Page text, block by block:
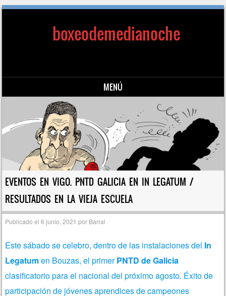
boxeodemedianoche
MENÚ
Saltar al contenido
EVENTOS EN VIGO. PNTD GALICIA EN IN LEGATUM /
RESULTADOS EN LA VIEJA ESCUELA
Publicado el6 junio, 2021 por Barral
Este sábado se celebro, dentro de las instalaciones del In
Legatumen Bouzas, el primerPNTD de Galicia
clasificatorio para el nacional del próximo agosto. Éxito de
participación de jóvenes aprendices de campeones